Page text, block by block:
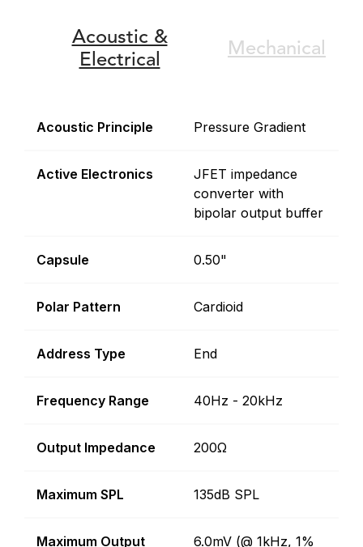
Acoustic &
Electrical
Mechanical
Acoustic Principle Pressure Gradient
Active Electronics
JFET impedance
converter with
bipolar output buffer
Capsule 0.50"
Polar Pattern Cardioid
Address Type End
Frequency Range 40Hz - 20kHz
Output Impedance 200Ω
Maximum SPL 135dB SPL
Maximum Output 6.0mV (@ 1kHz, 1%